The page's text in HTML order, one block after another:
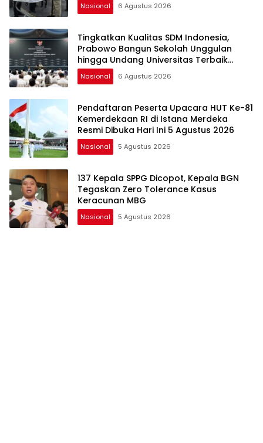
Nasional 6 Agustus 2026
Tingkatkan Kualitas SDM Indonesia,
Prabowo Bangun Sekolah Unggulan
hingga Undang Universitas Terbaik
Dunia
Nasional 6 Agustus 2026
Pendaftaran Peserta Upacara HUT Ke-81
Kemerdekaan RI di Istana Merdeka
Resmi Dibuka Hari Ini 5 Agustus 2026
Nasional 5 Agustus 2026
137 Kepala SPPG Dicopot, Kepala BGN
Tegaskan Zero Tolerance Kasus
Keracunan MBG
Nasional 5 Agustus 2026